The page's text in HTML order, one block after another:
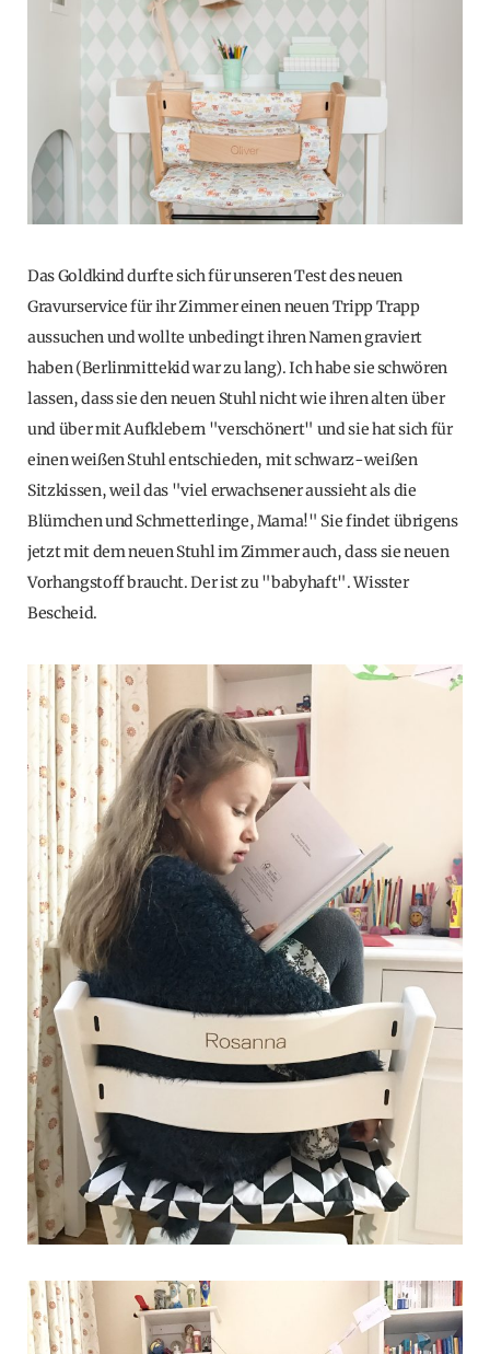
Das Goldkind durfte sich für unseren Test des neuen
Gravurservice für ihr Zimmer einen neuen Tripp Trapp
aussuchen und wollte unbedingt ihren Namen graviert
haben (Berlinmittekid war zu lang). Ich habe sie schwören
lassen, dass sie den neuen Stuhl nicht wie ihren alten über
und über mit Aufklebern "verschönert" und sie hat sich für
einen weißen Stuhl entschieden, mit schwarz-weißen
Sitzkissen, weil das "viel erwachsener aussieht als die
Blümchen und Schmetterlinge, Mama!" Sie findet übrigens
jetzt mit dem neuen Stuhl im Zimmer auch, dass sie neuen
Vorhangstoff braucht. Der ist zu "babyhaft". Wisster
Bescheid.